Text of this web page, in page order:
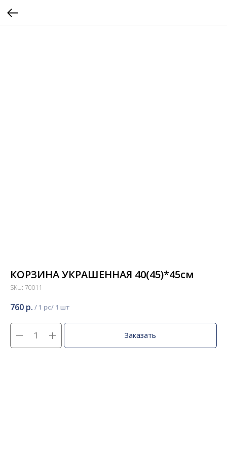
КОРЗИНА УКРАШЕННАЯ 40(45)*45см
SKU: 70011
760 р. / 1 pc
Заказать